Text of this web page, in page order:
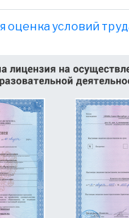
оценка условий